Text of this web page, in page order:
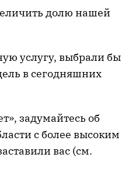
долю нашей
услугу, выбрали бы
в сегодняшних
задумайтесь об
с более высоким
вас (см.